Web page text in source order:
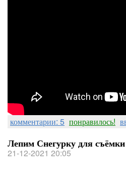
комментарии: 5 понравилось!
Лепим Снегурку для
21-12-2021 20:05